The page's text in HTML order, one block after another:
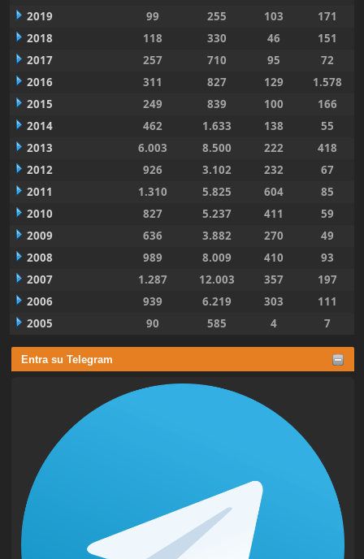
Entra su Telegram
2019
99 255 103
171
2018
118 330 46
151
2017
257 710 95
72
2016
311 827 129
1.578
2015
249 839 100
166
2014
462 1.633 138
55
2013
6.003 8.500 222
418
2012
926 3.102 232
67
2011
1.310 5.825 604
85
2010
827 5.237 411
59
2009
636 3.882 270
49
2008
989 8.009 410
93
2007
1.287 12.003 357
197
2006
939 6.219 303
111
2005
90 585 4 7